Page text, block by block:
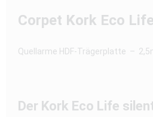
Corpet Kork Eco
Quellarme HDF-Trägerplatte –
Der Kork Eco Life